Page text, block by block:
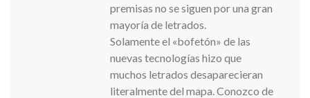
premisas no se siguen por una gran
mayoría de letrados.
Solamente el «bofetón» de las
nuevas tecnologías hizo que
muchos letrados desaparecieran
literalmente del mapa. Conozco de